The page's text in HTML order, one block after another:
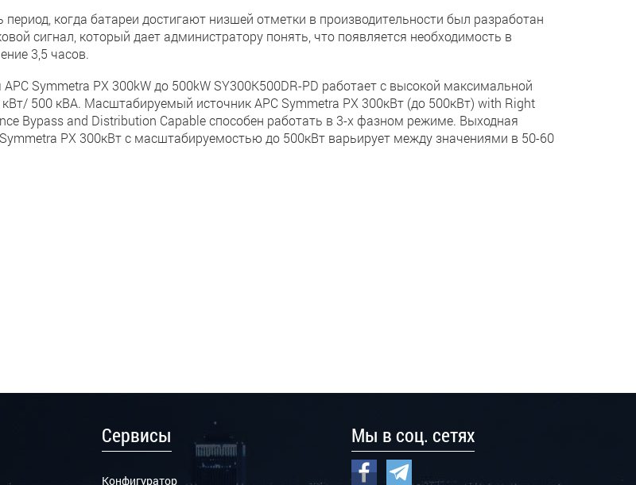
когда батареи достигают низшей отметки в производительности был разработан
сигнал, который дает администратору понять, что появляется необходимость в
3,5 часов.
Symmetra PX 300kW до 500kW SY300K500DR-PD работает с высокой максимальной
500 кВА. Масштабируемый источник APC Symmetra PX 300кВт (до 500кВт) with Right
Bypass and Distribution Capable способен работать в 3-х фазном режиме. Выходная
PX 300кВт с масштабируемостью до 500кВт варьирует между значениями в 50-60
Сервисы
Конфигуратор
Мы в соц. сетях